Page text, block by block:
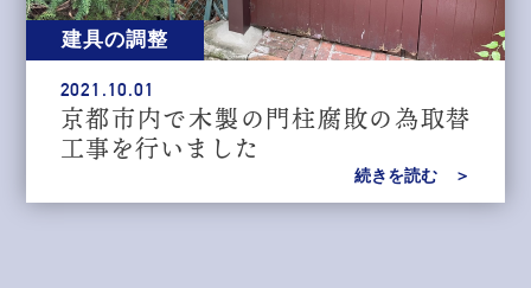
建具の調整
2021.10.01
京都市内で木製の門柱腐敗の為取替
工事を行いました
続きを読む ＞